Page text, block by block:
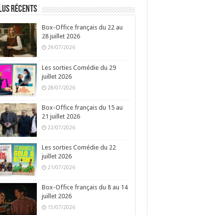
récents
Box-Office français du 22 au
28 juillet 2026
29/07/2026
Les sorties Comédie du 29
juillet 2026
28/07/2026
Box-Office français du 15 au
21 juillet 2026
22/07/2026
Les sorties Comédie du 22
juillet 2026
21/07/2026
Box-Office français du 8 au 14
juillet 2026
15/07/2026